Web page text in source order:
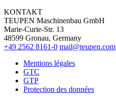
KONTAKT
TEUPEN Maschinenbau GmbH
Marie-Curie-Str. 13
48599 Gronau, Germany
+49 2562 8161-0 mail@teupen.com
Mentions légales
GTC
GTP
Protection des données